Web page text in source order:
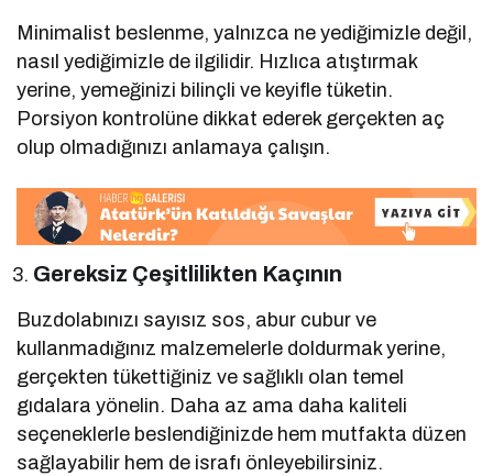
Minimalist beslenme, yalnızca ne yediğimizle değil,
nasıl yediğimizle de ilgilidir. Hızlıca atıştırmak
yerine, yemeğinizi bilinçli ve keyifle tüketin.
Porsiyon kontrolüne dikkat ederek gerçekten aç
olup olmadığınızı anlamaya çalışın.
Gereksiz Çeşitlilikten Kaçının
Buzdolabınızı sayısız sos, abur cubur ve
kullanmadığınız malzemelerle doldurmak yerine,
gerçekten tükettiğiniz ve sağlıklı olan temel
gıdalara yönelin. Daha az ama daha kaliteli
seçeneklerle beslendiğinizde hem mutfakta düzen
sağlayabilir hem de israfı önleyebilirsiniz.